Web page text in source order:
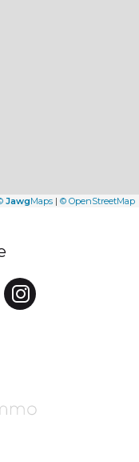
JawgMaps | © OpenStreetMap